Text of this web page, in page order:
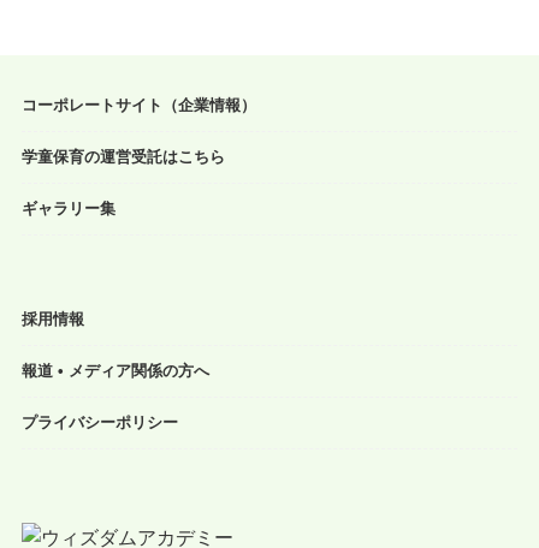
コーポレートサイト（企業情報）
学童保育の運営受託はこちら
ギャラリー集
採用情報
報道 • メディア関係の方へ
プライバシーポリシー